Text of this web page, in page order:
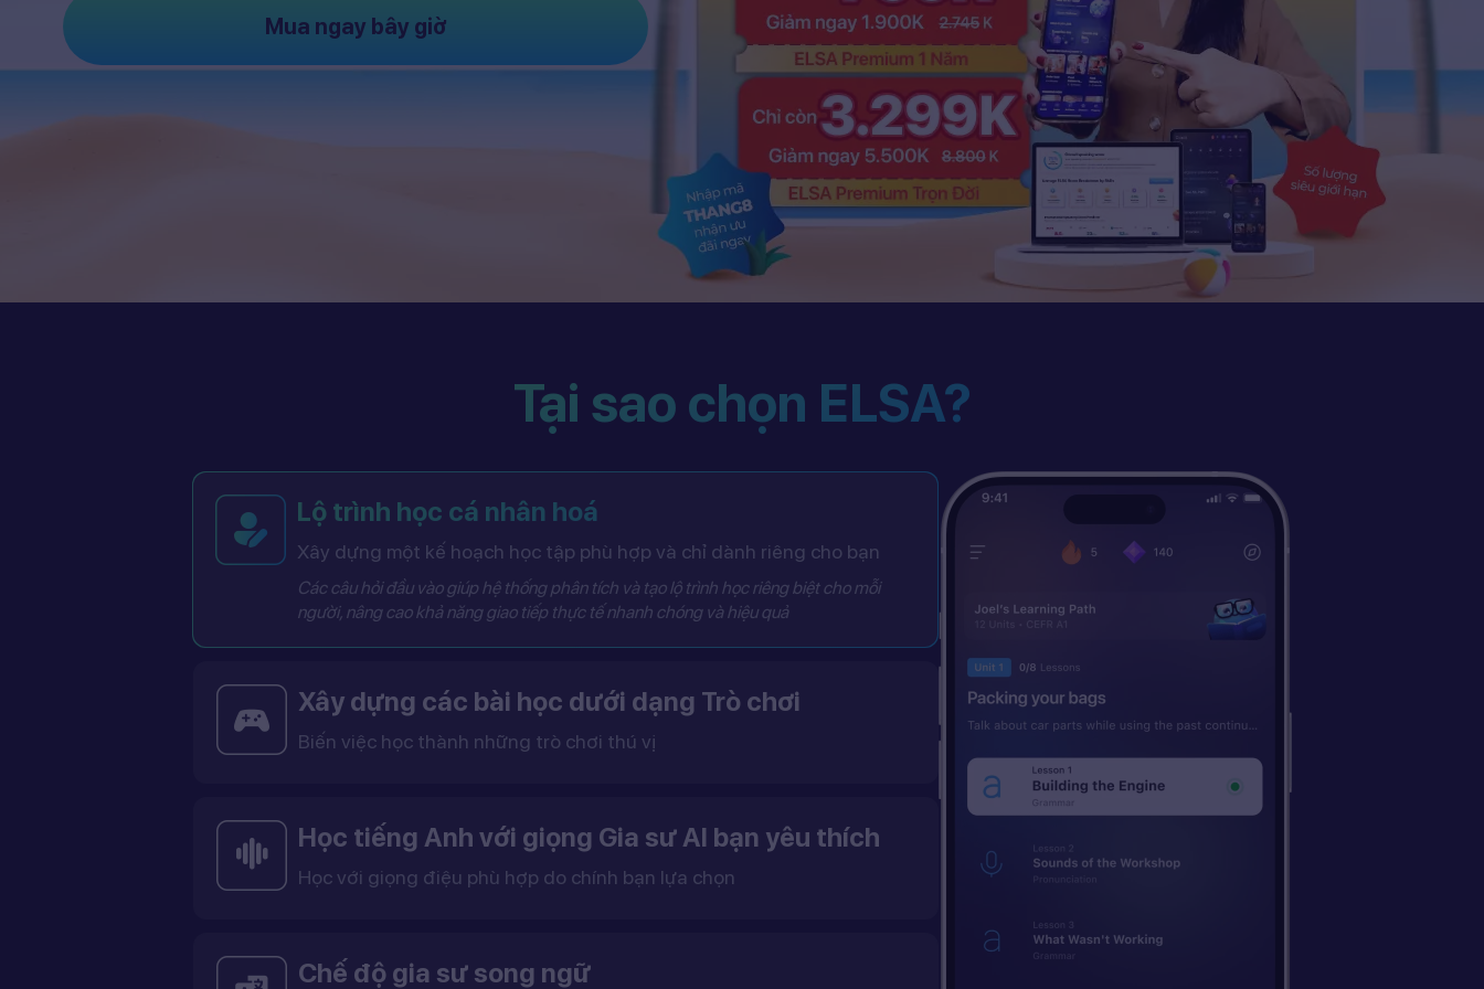
Mua ngay bây giờ
Tại sao chọn ELSA?
Lộ trình học cá nhân hoá
Xây dựng một kế hoạch học tập phù hợp và chỉ dành riêng cho bạn
Các câu hỏi đầu vào giúp hệ thống phân tích và tạo lộ trình học riêng biệt cho mỗi
người, nâng cao khả năng giao tiếp thực tế nhanh chóng và hiệu quả
Xây dựng các bài học dưới dạng Trò chơi
Biến việc học thành những trò chơi thú vị
Học tiếng Anh với giọng Gia sư AI bạn yêu thích
Học với giọng điệu phù hợp do chính bạn lựa chọn
Chế độ gia sư song ngữ